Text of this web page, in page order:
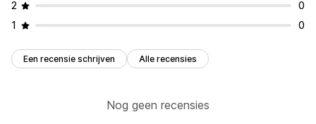
2
0
1
0
Een recensie schrijven Alle recensies
Nog geen recensies